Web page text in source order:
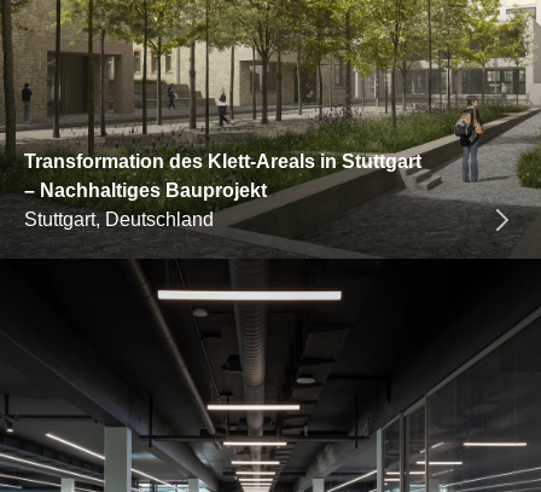
Transformation des Klett-Areals in Stuttgart
– Nachhaltiges Bauprojekt
Stuttgart, Deutschland